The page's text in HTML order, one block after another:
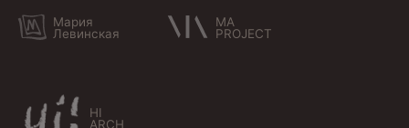
Мария
Левинская
MA
PROJECT
HI
ARCH